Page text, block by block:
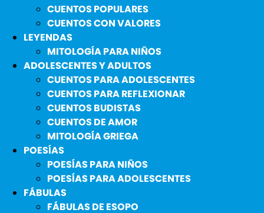
CUENTOS POPULARES
CUENTOS CON VALORES
LEYENDAS
MITOLOGÍA PARA NIÑOS
ADOLESCENTES Y ADULTOS
CUENTOS PARA ADOLESCENTES
CUENTOS PARA REFLEXIONAR
CUENTOS BUDISTAS
CUENTOS DE AMOR
MITOLOGÍA GRIEGA
POESÍAS
POESÍAS PARA NIÑOS
POESÍAS PARA ADOLESCENTES
FÁBULAS
FÁBULAS DE ESOPO